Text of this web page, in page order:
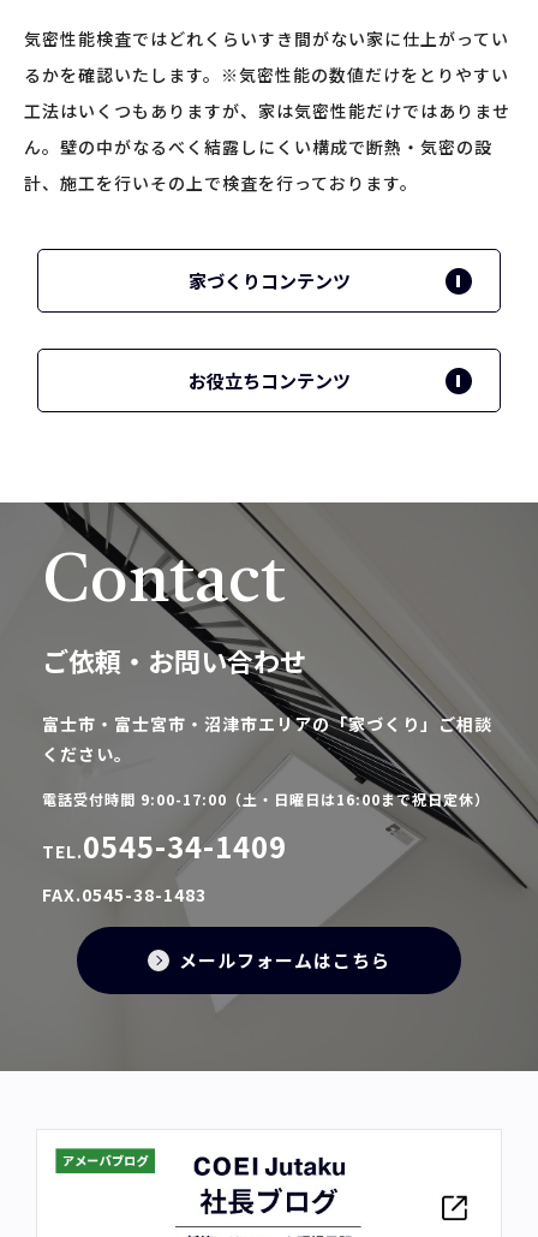
気密性能検査ではどれくらいすき間がない家に仕上がってい
るかを確認いたします。※気密性能の数値だけをとりやすい
工法はいくつもありますが、家は気密性能だけではありませ
ん。壁の中がなるべく結露しにくい構成で断熱・気密の設
計、施工を行いその上で検査を行っております。
家づくりコンテンツ
お役立ちコンテンツ
Contact
ご依頼・お問い合わせ
富士市・富士宮市・沼津市エリアの「家づくり」ご相談
ください。
電話受付時間 9:00-17:00（土・日曜日は16:00まで祝日定休）
TEL.0545-34-1409
FAX.0545-38-1483
メールフォームはこちら